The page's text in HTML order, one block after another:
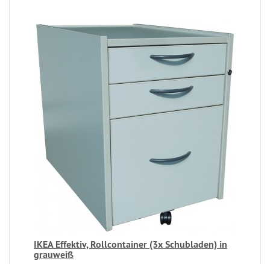
IKEA Effektiv, Rollcontainer (3x Schubladen) in
grauweiß